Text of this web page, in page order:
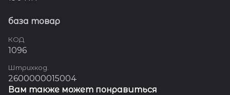
база товар
КОД
1096
Штрихкод.
2600000015004
Вам также может понравиться